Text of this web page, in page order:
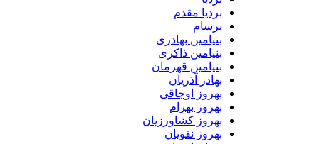
بردیا مقدم
بنیامین بهادری
بنیامین ذاکری
بنیامین قهرمان
بهادر آذریان
بهروز اوجاقی
بهروز بهرام
بهروز کشاورزیان
بهروز نقویان